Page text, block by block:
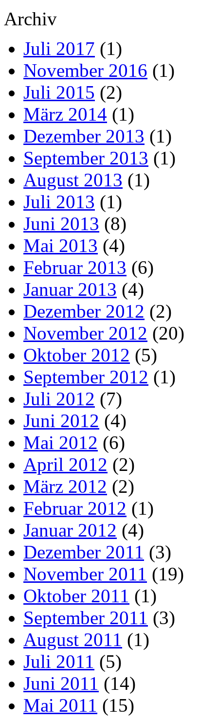
Archiv
Juli 2017 (1)
November 2016 (1)
Juli 2015 (2)
März 2014 (1)
Dezember 2013 (1)
September 2013 (1)
August 2013 (1)
Juli 2013 (1)
Juni 2013 (8)
Mai 2013 (4)
Februar 2013 (6)
Januar 2013 (4)
Dezember 2012 (2)
November 2012 (20)
Oktober 2012 (5)
September 2012 (1)
Juli 2012 (7)
Juni 2012 (4)
Mai 2012 (6)
April 2012 (2)
März 2012 (2)
Februar 2012 (1)
Januar 2012 (4)
Dezember 2011 (3)
November 2011 (19)
Oktober 2011 (1)
September 2011 (3)
August 2011 (1)
Juli 2011 (5)
Juni 2011 (14)
Mai 2011 (15)